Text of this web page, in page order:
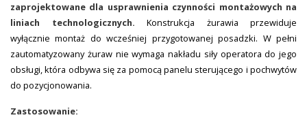
zaprojektowane dla usprawnienia czynności montażowych na
liniach technologicznych. Konstrukcja żurawia przewiduje
wyłącznie montaż do wcześniej przygotowanej posadzki. W pełni
zautomatyzowany żuraw nie wymaga nakładu siły operatora do jego
obsługi, która odbywa się za pomocą panelu sterującego i pochwytów
do pozycjonowania.
Zastosowanie: